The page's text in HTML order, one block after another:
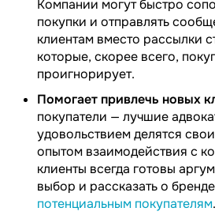
Компании могут быстро
покупки и отправлять
клиентам вместо рассылки
которые, скорее всего,
проигнорирует.
Помогает привлечь новых
покупатели — лучшие
удовольствием делятся
опытом взаимодействия с
клиенты всегда готовы
выбор и рассказать о
потенциальным покупателям.